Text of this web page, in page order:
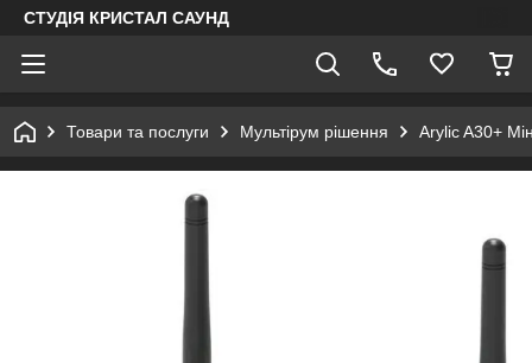
СТУДІЯ КРИСТАЛ САУНД
Товари та послуги Мультірум рішення Arylic A30+